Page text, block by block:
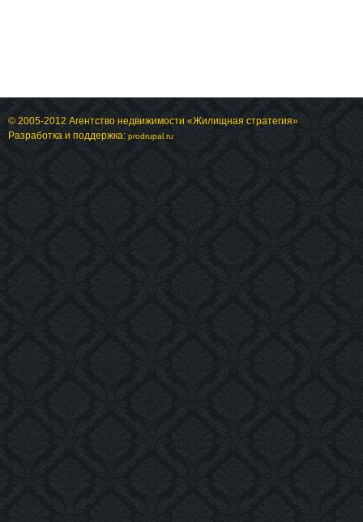
© 2005-2012 Агентство недвижимости «Жилищная стратегия»
Разработка и поддержка: prodrupal.ru